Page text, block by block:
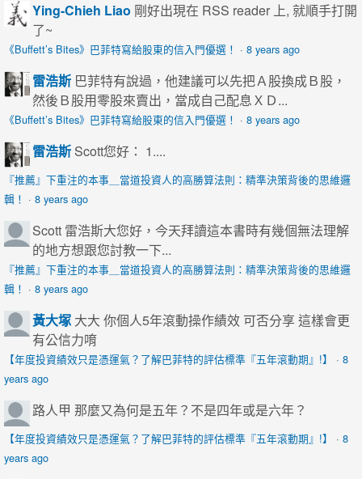
Ying-Chieh Liao 剛好出現在 RSS reader 上, 就順手打開
了~
《Buffett’s Bites》巴菲特寫給股東的信入門優選！ · 8 years ago
雷浩斯 巴菲特有說過，他建議可以先把Ａ股換成Ｂ股，
然後Ｂ股用零股來賣出，當成自己配息ＸＤ...
《Buffett’s Bites》巴菲特寫給股東的信入門優選！ · 8 years ago
雷浩斯 Scott您好： 1....
『推薦』下重注的本事＿當道投資人的高勝算法則：精準決策背後的思維邏
輯！ · 8 years ago
Scott 雷浩斯大您好，今天拜讀這本書時有幾個無法理解
的地方想跟您討教一下...
『推薦』下重注的本事＿當道投資人的高勝算法則：精準決策背後的思維邏
輯！ · 8 years ago
黃大塚 大大 你個人5年滾動操作績效 可否分享 這樣會更
有公信力唷
【年度投資績效只是憑運氣？了解巴菲特的評估標準『五年滾動期』!】 · 8
years ago
路人甲 那麼又為何是五年？不是四年或是六年？
【年度投資績效只是憑運氣？了解巴菲特的評估標準『五年滾動期』!】 · 8
years ago